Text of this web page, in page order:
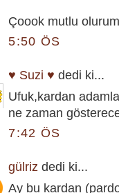
Çoook mutlu
5:50 ÖS
♥ Suzi ♥ dedi ki...
Ufuk,kardan
ne zaman
7:42 ÖS
gülriz dedi ki...
Ay bu kardan